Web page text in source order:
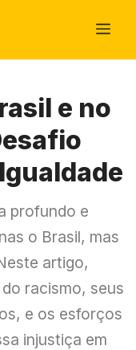
e no
profundo e
o Brasil, mas
artigo,
racismo, seus
e os esforços
injustiça em